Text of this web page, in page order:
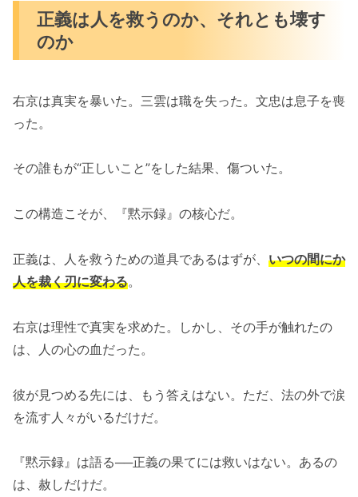
正義は人を救うのか、それとも壊す
のか
右京は真実を暴いた。三雲は職を失った。文忠は息子を喪
った。
その誰もが“正しいこと”をした結果、傷ついた。
この構造こそが、『黙示録』の核心だ。
正義は、人を救うための道具であるはずが、 いつの間にか
人を裁く刃に変わる。
右京は理性で真実を求めた。しかし、その手が触れたの
は、人の心の血だった。
彼が見つめる先には、もう答えはない。ただ、法の外で涙
を流す人々がいるだけだ。
『黙示録』は語る──正義の果てには救いはない。あるの
は、赦しだけだ。